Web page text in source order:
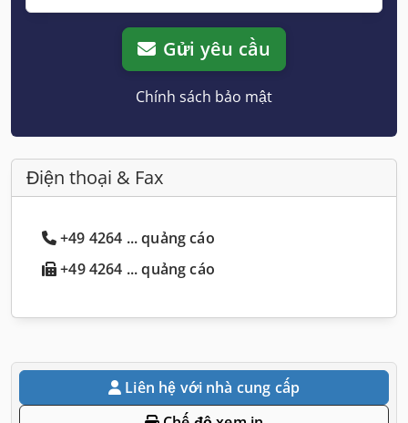
Gửi yêu cầu
Chính sách bảo mật
Điện thoại & Fax
+49 4264 ... quảng cáo
+49 4264 ... quảng cáo
Liên hệ với nhà cung cấp